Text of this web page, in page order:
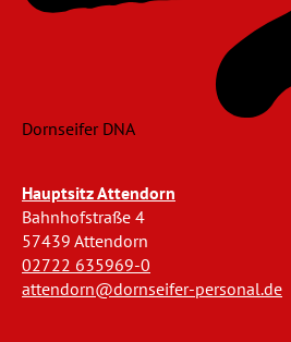
Dornseifer DNA
Hauptsitz Attendorn
Bahnhofstraße 4
57439 Attendorn
02722 635969-0
attendorn@dornseifer-personal.de